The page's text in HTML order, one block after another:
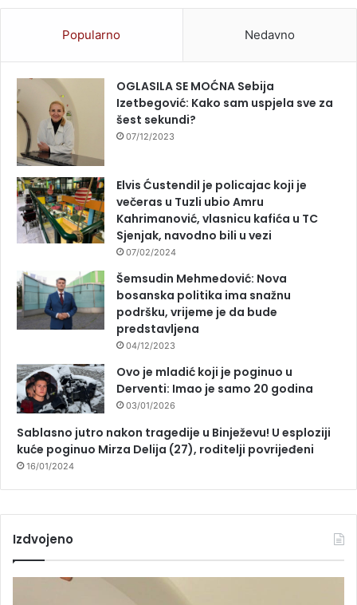
Popularno Nedavno
OGLASILA SE MOĆNA Sebija
Izetbegović: Kako sam uspjela sve za
šest sekundi?
07/12/2023
Elvis Ćustendil je policajac koji je
večeras u Tuzli ubio Amru
Kahrimanović, vlasnicu kafića u TC
Sjenjak, navodno bili u vezi
07/02/2024
Šemsudin Mehmedović: Nova
bosanska politika ima snažnu
podršku, vrijeme je da bude
predstavljena
04/12/2023
Ovo je mladić koji je poginuo u
Derventi: Imao je samo 20 godina
03/01/2026
Sablasno jutro nakon tragedije u Binježevu! U esploziji
kuće poginuo Mirza Delija (27), roditelji povrijeđeni
16/01/2024
Izdvojeno